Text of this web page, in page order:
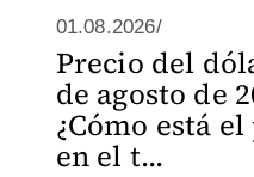
01.08.2026/
Precio del
de agosto de
¿Cómo está
en el t...